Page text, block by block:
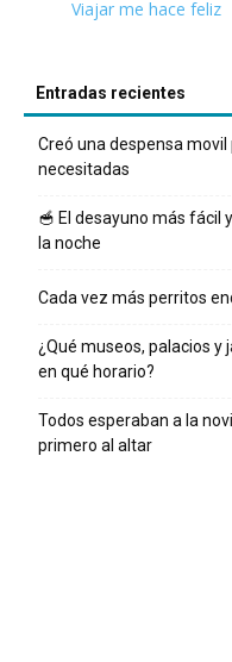
Viajar me hace feliz
Entradas recientes
Creó una despensa
necesitadas
🥣 El desayuno más fácil
la noche
Cada vez más perritos
¿Qué museos, palacios y
en qué horario?
Todos esperaban a la
primero al altar